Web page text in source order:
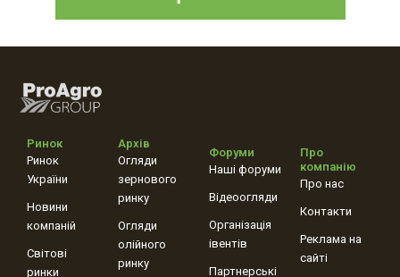
Ринок
Ринок
України
Новини
компаній
Світові
ринки
Архів
Огляди
зернового
ринку
Огляди
олійного
ринку
Форуми
Наші форуми
Відеоогляди
Організація
івентів
Партнерські
Про
компанію
Про нас
Контакти
Реклама на
сайті